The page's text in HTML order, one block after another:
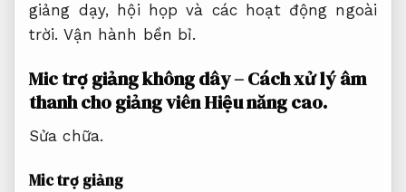
giảng dạy, hội họp và các hoạt động ngoài
trời. Vận hành bền bỉ.
Mic trợ giảng không dây – Cách xử lý âm
thanh cho giảng viênHiệu năng cao.
Sửa chữa.
Mic trợ giảng